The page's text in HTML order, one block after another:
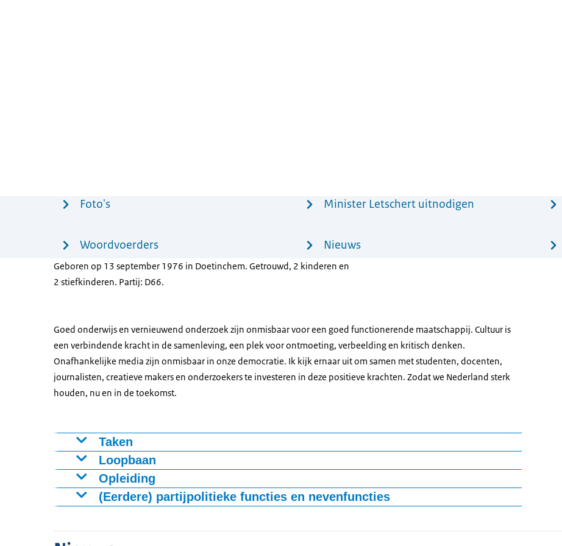
Foto's Minister Letschert uitnodigen
Woordvoerders Nieuws
Geboren op 13 september 1976 in Doetinchem. Getrouwd, 2 kinderen en
2 stiefkinderen. Partij: D66.
Goed onderwijs en vernieuwend onderzoek zijn onmisbaar voor een goed functionerende maatschappij. Cultuur is
een verbindende kracht in de samenleving, een plek voor ontmoeting, verbeelding en kritisch denken.
Onafhankelijke media zijn onmisbaar in onze democratie. Ik kijk ernaar uit om samen met studenten, docenten,
journalisten, creatieve makers en onderzoekers te investeren in deze positieve krachten. Zodat we Nederland sterk
houden, nu en in de toekomst.
Taken
Mbo
Hoger onderwijs
Lerarenopleidingen
Studiefinanciering en DUO
Loopbaan
23 februari 2026
Benoeming dr. mr. R.M. Letschert tot minister van Onderwijs, Cultuur en Wetenschap in het kabinet-Jetten
November 2021 - 23 februari 2026
Opleiding
1995-2000
Propedeuse Nederlands Recht, Universiteit van Amsterdam
(Eerdere) partijpolitieke functies en nevenfuncties
Informateur kabinetsformatie kabinet-Jetten